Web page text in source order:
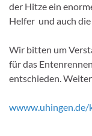
der Hitze ein
Helfer und auch
Wir bitten um
für das
entschieden.
wwww.uhingen.de/